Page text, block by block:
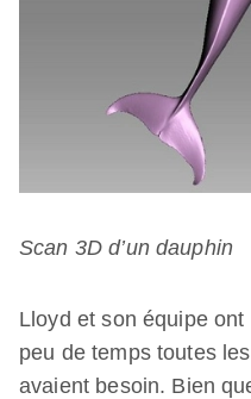
Scan 3D d’un dauphin
Lloyd et son équipe
peu de temps toutes
avaient besoin. Bien